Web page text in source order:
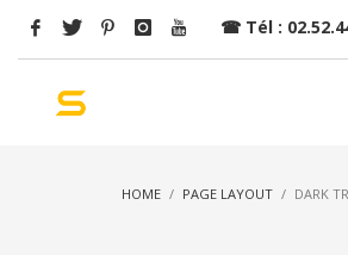
☎ Tél :
HOME PAGE LAYOUT DARK